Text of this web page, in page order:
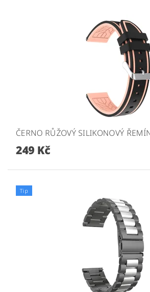
ČERNO RŮŽOVÝ SILIKONOVÝ
249 Kč
Tip